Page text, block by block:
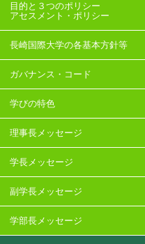
目的と３つのポリシー
アセスメント・ポリシー
長崎国際大学の各基本方針等
ガバナンス・コード
学びの特色
理事長メッセージ
学長メッセージ
副学長メッセージ
学部長メッセージ